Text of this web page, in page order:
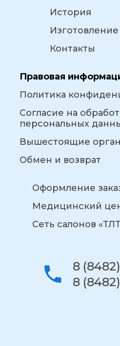
История
Изготовление
Контакты
Правовая
Политика
Согласие на
персональных
Вышестоящие
Обмен и возврат
Оформление
Медицинский
Сеть салонов
8
8